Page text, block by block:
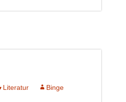
Literatur
Binge